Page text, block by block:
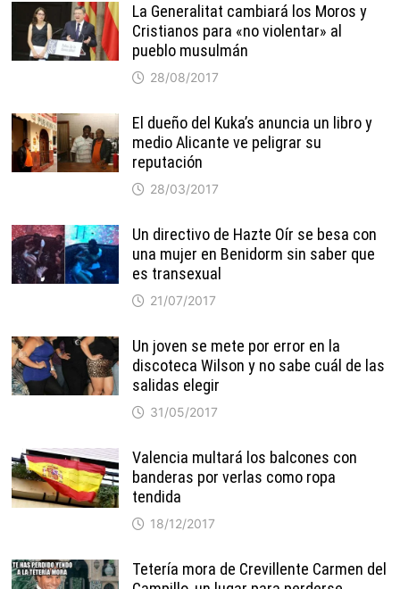
La Generalitat cambiará los Moros y
Cristianos para «no violentar» al
pueblo musulmán
28/08/2017
El dueño del Kuka’s anuncia un libro y
medio Alicante ve peligrar su
reputación
28/03/2017
Un directivo de Hazte Oír se besa con
una mujer en Benidorm sin saber que
es transexual
21/07/2017
Un joven se mete por error en la
discoteca Wilson y no sabe cuál de las
salidas elegir
31/05/2017
Valencia multará los balcones con
banderas por verlas como ropa
tendida
18/12/2017
Tetería mora de Crevillente Carmen del